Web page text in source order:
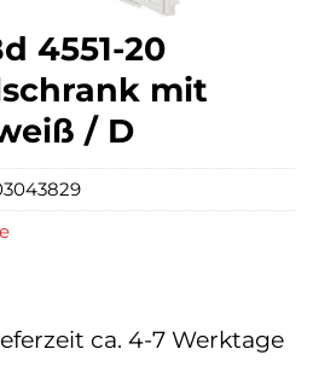
4551-20
mit
/ D
ca. 4-7 Werktage